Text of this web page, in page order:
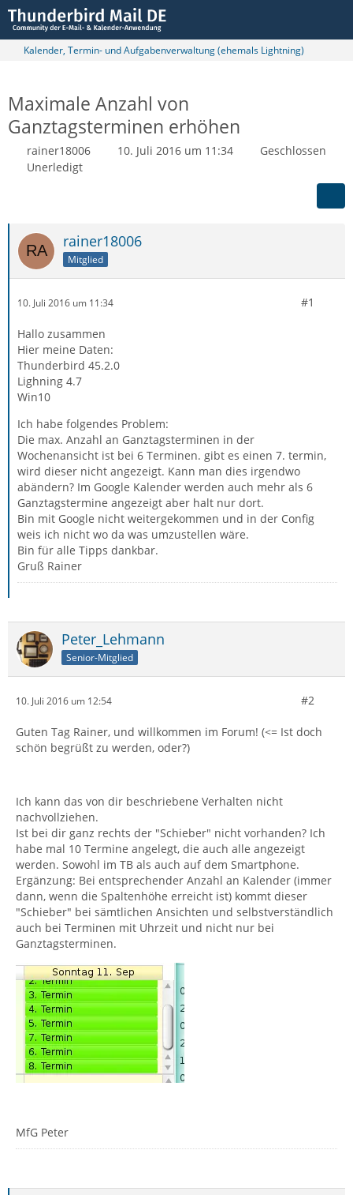
Kalender, Termin- und Aufgabenverwaltung (ehemals Lightning)
Maximale Anzahl von
Ganztagsterminen erhöhen
rainer18006 10. Juli 2016 um 11:34
Geschlossen
Unerledigt
rainer18006
Mitglied
10. Juli 2016 um 11:34 #1
Hallo zusammen
Hier meine Daten:
Thunderbird 45.2.0
Lighning 4.7
Win10
Ich habe folgendes Problem:
Die max. Anzahl an Ganztagsterminen in der
Wochenansicht ist bei 6 Terminen. gibt es einen 7. termin,
wird dieser nicht angezeigt. Kann man dies irgendwo
abändern? Im Google Kalender werden auch mehr als 6
Ganztagstermine angezeigt aber halt nur dort.
Bin mit Google nicht weitergekommen und in der Config
weis ich nicht wo da was umzustellen wäre.
Bin für alle Tipps dankbar.
Gruß Rainer
Peter_Lehmann
Senior-Mitglied
10. Juli 2016 um 12:54 #2
Guten Tag Rainer, und willkommen im Forum! (<= Ist doch
schön begrüßt zu werden, oder?)
Ich kann das von dir beschriebene Verhalten nicht
nachvollziehen.
Ist bei dir ganz rechts der "Schieber" nicht vorhanden? Ich
habe mal 10 Termine angelegt, die auch alle angezeigt
werden. Sowohl im TB als auch auf dem Smartphone.
Ergänzung: Bei entsprechender Anzahl an Kalender (immer
dann, wenn die Spaltenhöhe erreicht ist) kommt dieser
"Schieber" bei sämtlichen Ansichten und selbstverständlich
auch bei Terminen mit Uhrzeit und nicht nur bei
Ganztagsterminen.
MfG Peter